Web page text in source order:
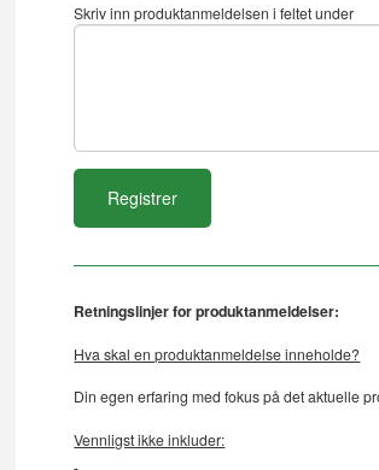
Skriv inn produktanmeldelsen i feltet under
Retningslinjer for produktanmeldelser:
Hva skal en produktanmeldelse inneholde?
Din egen erfaring med fokus på det aktuelle
Vennligst ikke inkluder: